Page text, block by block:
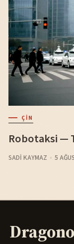
ÇIN
Robotaksi —
SADI KAYMAZ 5